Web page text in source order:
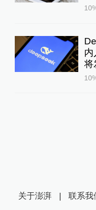
内
将
关于澎湃 | 联系我